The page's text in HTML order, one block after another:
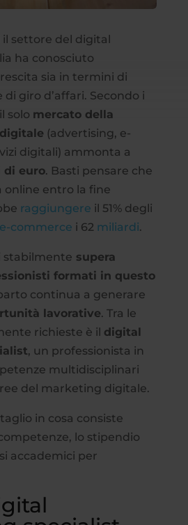
settore del digital
ha conosciuto
sia in termini di
giro d’affari. Secondo i
solo mercato della
(advertising, e-
digitali) ammonta a
di euro. Basti pensare che
online entro la fine
raggiungere il 51% degli
commerce i 62 miliardi.
stabilmente supera
formati in questo
continua a generare
lavorative. Tra le
richieste è il digital
, un professionista in
multidisciplinari
del marketing digitale.
in cosa consiste
lo stipendio
accademici per